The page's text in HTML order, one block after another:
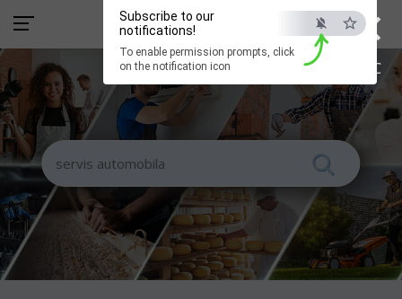
×
ESC
Subscribe to our
notifications!
To enable permission prompts, click
on the notification icon